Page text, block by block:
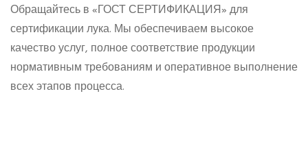
Обращайтесь в «ГОСТ СЕРТИФИКАЦИЯ» для
сертификации лука. Мы обеспечиваем высокое
качество услуг, полное соответствие продукции
нормативным требованиям и оперативное выполнение
всех этапов процесса.